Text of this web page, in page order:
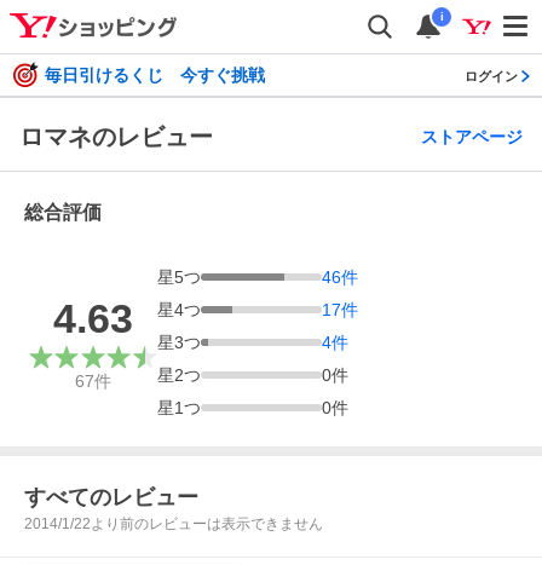
i
毎日引けるくじ 今すぐ挑戦 ログイン
ロマネのレビュー ストアページ
総合評価
4.63
67件
星5つ 46件
星4つ 17件
星3つ 4件
星2つ 0件
星1つ 0件
すべてのレビュー
2014/1/22より前のレビューは表示できません